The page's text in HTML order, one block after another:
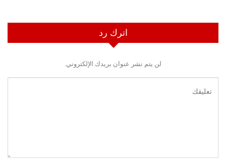
اترك رد
لن يتم نشر عنوان بريدك الإلكتروني.